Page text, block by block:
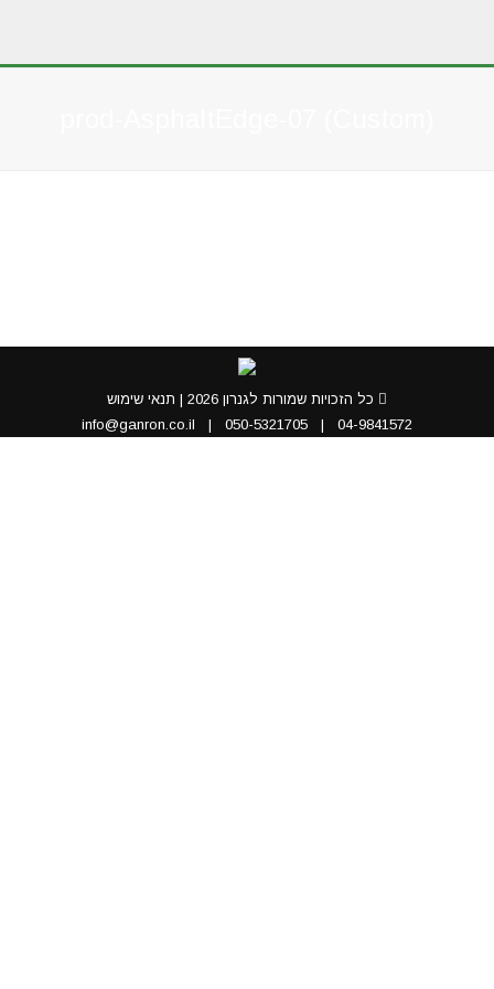
כל הזכויות שמורות לגנרון 2026 |
תנאי שימוש
04-9841572
|
050-5321705
|
info@ganron.co.il